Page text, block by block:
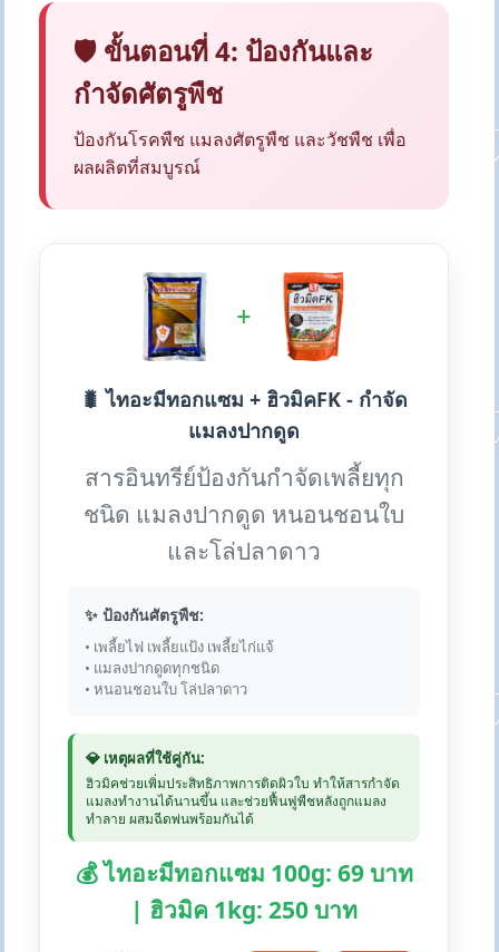
🛡️ ขั้นตอนที่ 4: ป้องกันและ
กำจัดศัตรูพืช
ป้องกันโรคพืช แมลงศัตรูพืช และวัชพืช เพื่อ
ผลผลิตที่สมบูรณ์
+
🐛 ไทอะมีทอกแซม + ฮิวมิคFK - กำจัด
แมลงปากดูด
สารอินทรีย์ป้องกันกำจัดเพลี้ยทุก
ชนิด แมลงปากดูด หนอนชอนใบ
และโล่ปลาดาว
✨ ป้องกันศัตรูพืช:
• เพลี้ยไฟ เพลี้ยแป้ง เพลี้ยไก่แจ้
• แมลงปากดูดทุกชนิด
• หนอนชอนใบ โล่ปลาดาว
💎 เหตุผลที่ใช้คู่กัน:
ฮิวมิคช่วยเพิ่มประสิทธิภาพการติดผิวใบ ทำให้สารกำจัด
แมลงทำงานได้นานขึ้น และช่วยฟื้นฟูพืชหลังถูกแมลง
ทำลาย ผสมฉีดพ่นพร้อมกันได้
💰 ไทอะมีทอกแซม 100g: 69 บาท
| ฮิวมิค 1kg: 250 บาท